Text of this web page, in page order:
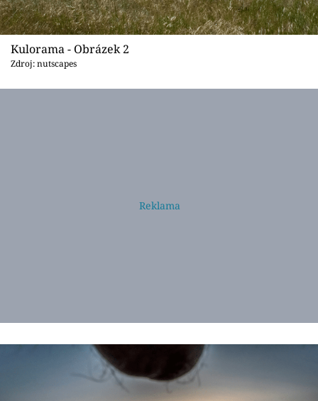
Kulorama - Obrázek 2
Zdroj: nutscapes